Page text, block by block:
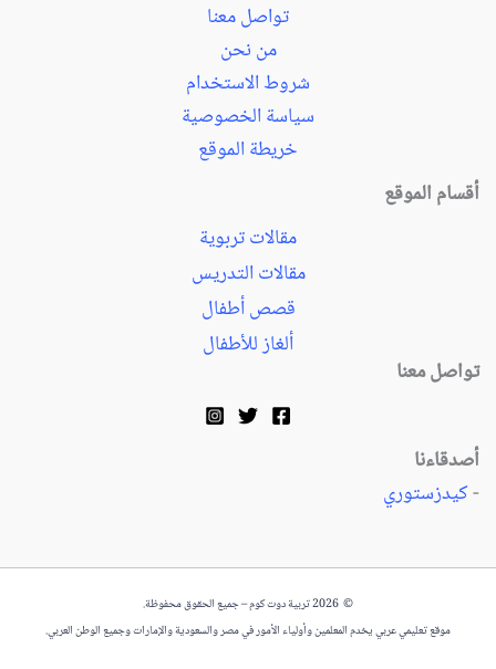
تواصل معنا
من نحن
شروط الاستخدام
سياسة الخصوصية
خريطة الموقع
أقسام الموقع
مقالات تربوية
مقالات التدريس
قصص أطفال
ألغاز للأطفال
تواصل معنا
أصدقاءنا
-كيدزستوري
© 2026 تربية دوت كوم – جميع الحقوق محفوظة.
موقع تعليمي عربي يخدم المعلمين وأولياء الأمور في مصر والسعودية والإمارات وجميع الوطن العربي.